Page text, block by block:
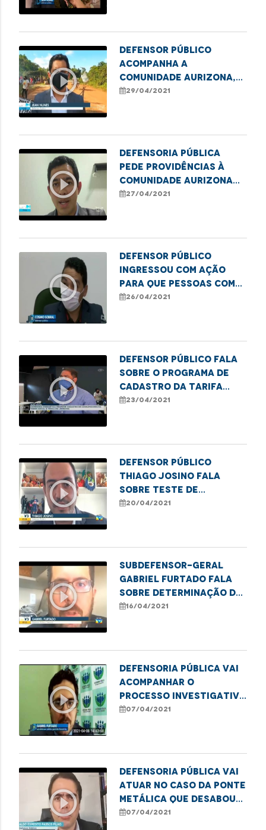
play_circle_outline
Defensor público
acompanha a
comunidade Aurizona,
após rompimento de
29/04/2021
play_circle_outline
Defensoria Pública
pede providências à
Comunidade Aurizona
em Godofredo Viana
27/04/2021
play_circle_outline
Defensor Público
ingressou com ação
para que pessoas com
deficiência possam ser
26/04/2021
play_circle_outline
Defensor Público fala
sobre o programa de
cadastro da tarifa
social de energia
23/04/2021
play_circle_outline
Defensor público
Thiago Josino fala
sobre teste de
paternidade em
20/04/2021
play_circle_outline
Subdefensor-geral
Gabriel Furtado fala
sobre determinação da
ANS sobre teste de
16/04/2021
play_circle_outline
Defensoria Pública vai
acompanhar o
processo investigativo
sobre queda da ponte
07/04/2021
play_circle_outline
Defensoria Pública vai
atuar no caso da ponte
metálica que desabou
na cidade de Bacabal
07/04/2021